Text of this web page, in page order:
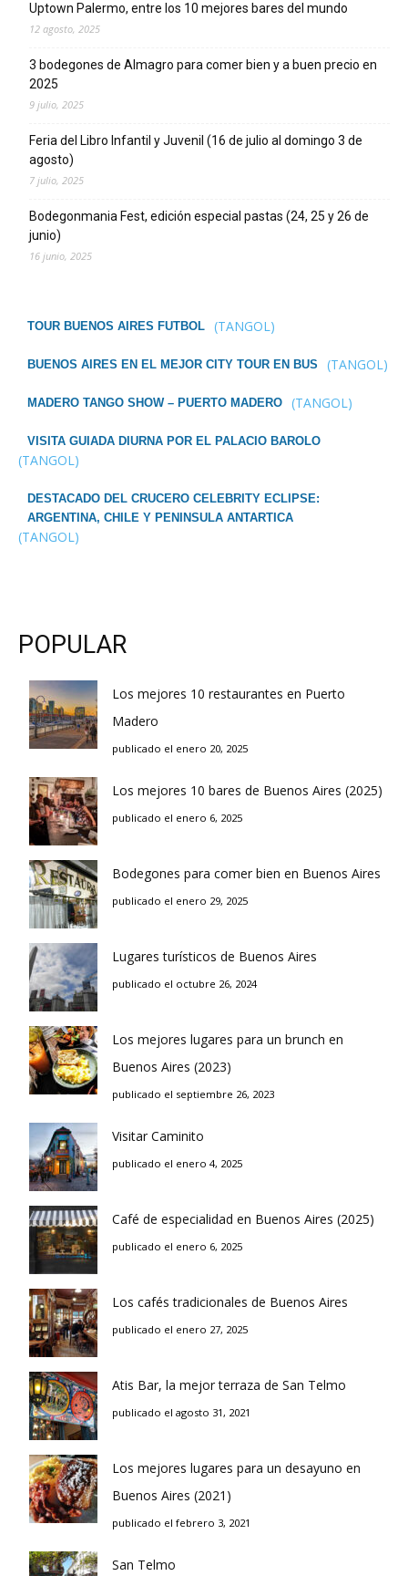
Uptown Palermo, entre los 10 mejores bares del mundo
12 agosto, 2025
3 bodegones de Almagro para comer bien y a buen precio en
2025
9 julio, 2025
Feria del Libro Infantil y Juvenil (16 de julio al domingo 3 de
agosto)
7 julio, 2025
Bodegonmania Fest, edición especial pastas (24, 25 y 26 de
junio)
16 junio, 2025
TOUR BUENOS AIRES FUTBOL (TANGOL)
BUENOS AIRES EN EL MEJOR CITY TOUR EN BUS (TANGOL)
MADERO TANGO SHOW – PUERTO MADERO (TANGOL)
VISITA GUIADA DIURNA POR EL PALACIO BAROLO
(TANGOL)
DESTACADO DEL CRUCERO CELEBRITY ECLIPSE:
ARGENTINA, CHILE Y PENINSULA ANTARTICA
(TANGOL)
POPULAR
Los mejores 10 restaurantes en Puerto
Madero
publicado el enero 20, 2025
Los mejores 10 bares de Buenos Aires (2025)
publicado el enero 6, 2025
Bodegones para comer bien en Buenos Aires
publicado el enero 29, 2025
Lugares turísticos de Buenos Aires
publicado el octubre 26, 2024
Los mejores lugares para un brunch en
Buenos Aires (2023)
publicado el septiembre 26, 2023
Visitar Caminito
publicado el enero 4, 2025
Café de especialidad en Buenos Aires (2025)
publicado el enero 6, 2025
Los cafés tradicionales de Buenos Aires
publicado el enero 27, 2025
Atis Bar, la mejor terraza de San Telmo
publicado el agosto 31, 2021
Los mejores lugares para un desayuno en
Buenos Aires (2021)
publicado el febrero 3, 2021
San Telmo